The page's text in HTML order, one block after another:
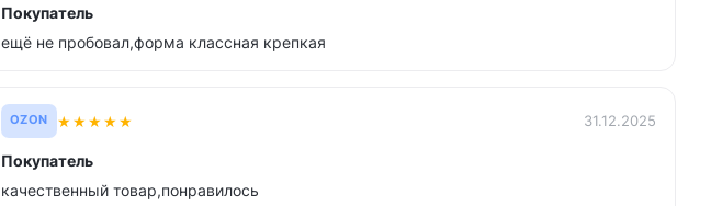
Покупатель
ещё не пробовал,форма классная крепкая
OZON ★★★★★ 31.12.2025
Покупатель
качественный товар,понравилось